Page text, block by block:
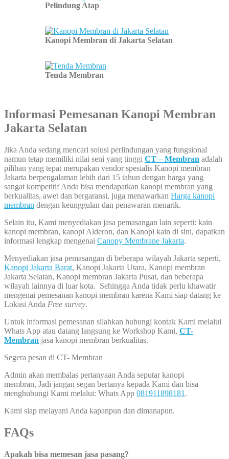
Pelindung Atap
Kanopi Membran di Jakarta Selatan
Tenda Membran
Informasi Pemesanan Kanopi Membran
Jakarta Selatan
Jika Anda sedang mencari solusi perlindungan yang fungsional
namun tetap memiliki nilai seni yang tinggi CT – Membran adalah
pilihan yang tepat merupakan vendor spesialis Kanopi membran
Jakarta berpengalaman lebih dari 15 tahun dengan harga yang
sangat kompetitif Anda bisa mendapatkan kanopi membran yang
berkualitas, awet dan bergaransi, juga menawarkan Harga kanopi
membran dengan keunggulan dan penawaran menarik.
Selain itu, Kami menyediakan jasa pemasangan lain seperti: kain
kanopi membran, kanopi Alderon, dan Kanopi kain di sini, dapatkan
informasi lengkap mengenai Canopy Membrane Jakarta.
Menyediakan jasa pemasangan di beberapa wilayah Jakarta seperti,
Kanopi Jakarta Barat, Kanopi Jakarta Utara, Kanopi membran
Jakarta Selatan, Kanopi membran Jakarta Pusat, dan beberapa
wilayah lainnya di luar kota. Sehingga Anda tidak perlu khawatir
mengenai pemesanan kanopi membran karena Kami siap datang ke
Lokasi Anda Free survey.
Untuk informasi pemesanan silahkan hubungi kontak Kami melalui
Whats App atau datang langsung ke Workshop Kami, CT-
Membran jasa kanopi membran berkualitas.
Segera pesan di CT- Membran
Admin akan membalas pertanyaan Anda seputar kanopi
membran, Jadi jangan segan bertanya kepada Kami dan bisa
menghubungi Kami melalui: Whats App 081911898181 .
Kami siap melayani Anda kapanpun dan dimanapun.
FAQs
Apakah bisa memesan jasa pasang?